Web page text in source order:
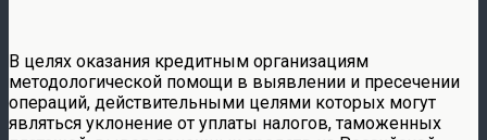
В целях оказания кредитным организациям
методологической помощи в выявлении и пресечении
операций, действительными целями которых могут
являться уклонение от уплаты налогов, таможенных